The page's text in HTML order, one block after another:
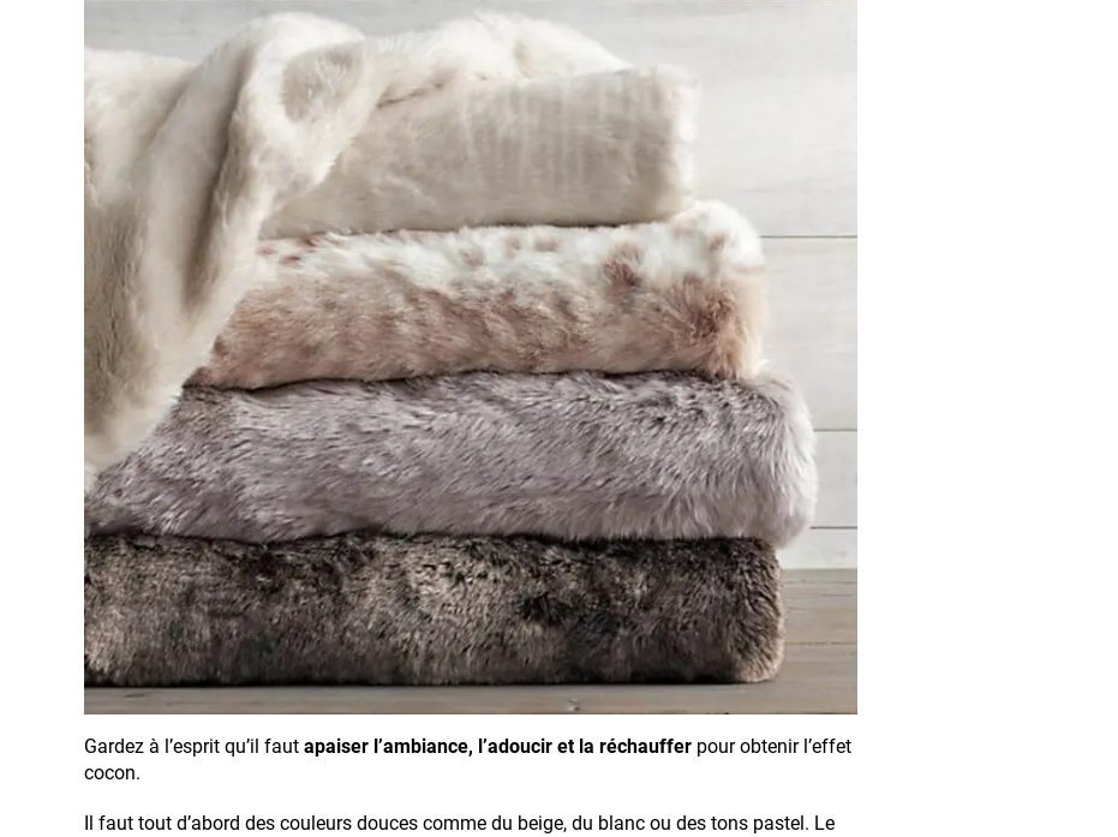
Gardez à l’esprit qu’il faut apaiser l’ambiance, l’adoucir et la réchauffer pour obtenir l’effet
cocon.
Il faut tout d’abord des couleurs douces comme du beige, du blanc ou des tons pastel. Le